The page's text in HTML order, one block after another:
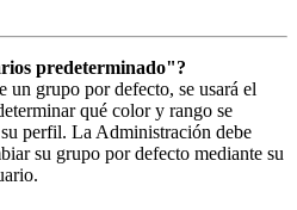
predeterminado"?
un grupo por defecto, se usará el
qué color y rango se
perfil. La Administración debe
su grupo por defecto mediante su